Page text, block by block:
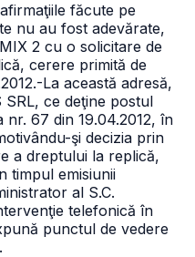
făcute pe
nu au fost adevărate,
2 cu o solicitare de
cerere primită de
-La această adresă,
ce deţine postul
67 din 19.04.2012, în
şi decizia prin
a dreptului la replică,
timpul emisiunii
al S.C.
telefonică în
punctul de vedere